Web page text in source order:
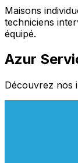
Maisons
techniciens
équipé.
Azur
Découvrez nos